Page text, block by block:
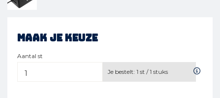
Maak je keuze
Aantal st
Je bestelt: 1 st /1 stuks